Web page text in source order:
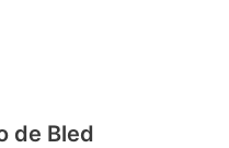
de Bled